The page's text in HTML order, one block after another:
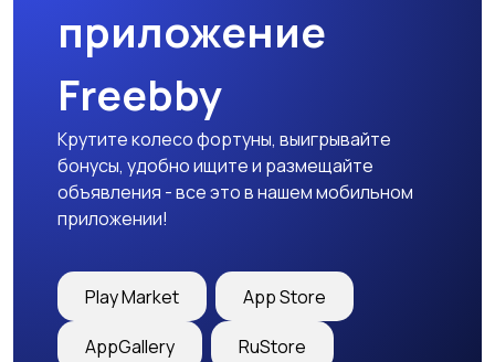
Образование и наука
закупки
приложение
Freebby
Крутите колесо фортуны, выигрывайте
бонусы, удобно ищите и размещайте
объявления - все это в нашем мобильном
приложении!
Play Market App Store
AppGallery RuStore